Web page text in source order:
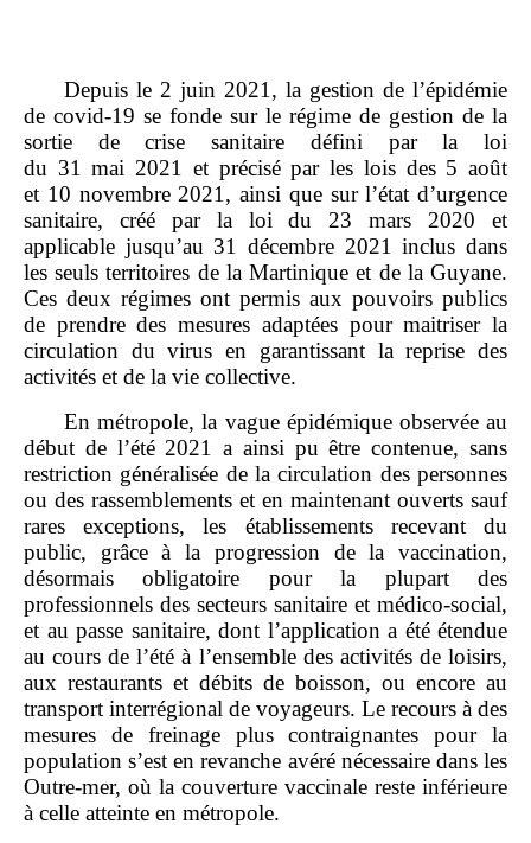
Depuis le 2 juin 2021, la gestion de l’épidémie
de covid‑19 se fonde sur le régime de gestion de la
sortie de crise sanitaire défini par la loi
du 31 mai 2021 et précisé par les lois des 5 août
et 10 novembre 2021, ainsi que sur l’état d’urgence
sanitaire, créé par la loi du 23 mars 2020 et
applicable jusqu’au 31 décembre 2021 inclus dans
les seuls territoires de la Martinique et de la Guyane.
Ces deux régimes ont permis aux pouvoirs publics
de prendre des mesures adaptées pour maitriser la
circulation du virus en garantissant la reprise des
activités et de la vie collective.
En métropole, la vague épidémique observée au
début de l’été 2021 a ainsi pu être contenue, sans
restriction généralisée de la circulation des personnes
ou des rassemblements et en maintenant ouverts sauf
rares exceptions, les établissements recevant du
public, grâce à la progression de la vaccination,
désormais obligatoire pour la plupart des
professionnels des secteurs sanitaire et médico‑social,
et au passe sanitaire, dont l’application a été étendue
au cours de l’été à l’ensemble des activités de loisirs,
aux restaurants et débits de boisson, ou encore au
transport interrégional de voyageurs. Le recours à des
mesures de freinage plus contraignantes pour la
population s’est en revanche avéré nécessaire dans les
Outre‑mer, où la couverture vaccinale reste inférieure
à celle atteinte en métropole.